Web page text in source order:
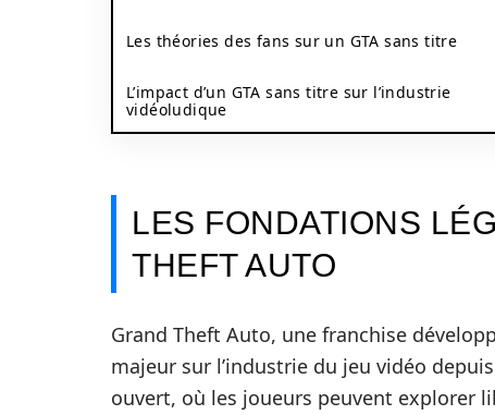
Les théories des fans sur un GTA sans titre
L’impact d’un GTA sans titre sur l’industrie
vidéoludique
LES FONDATIONS
THEFT AUTO
Grand Theft Auto, une franchise
majeur sur l’industrie du jeu vidéo
ouvert, où les joueurs peuvent explorer